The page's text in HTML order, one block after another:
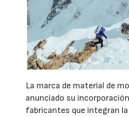
La marca de material de
anunciado su
fabricantes que integran